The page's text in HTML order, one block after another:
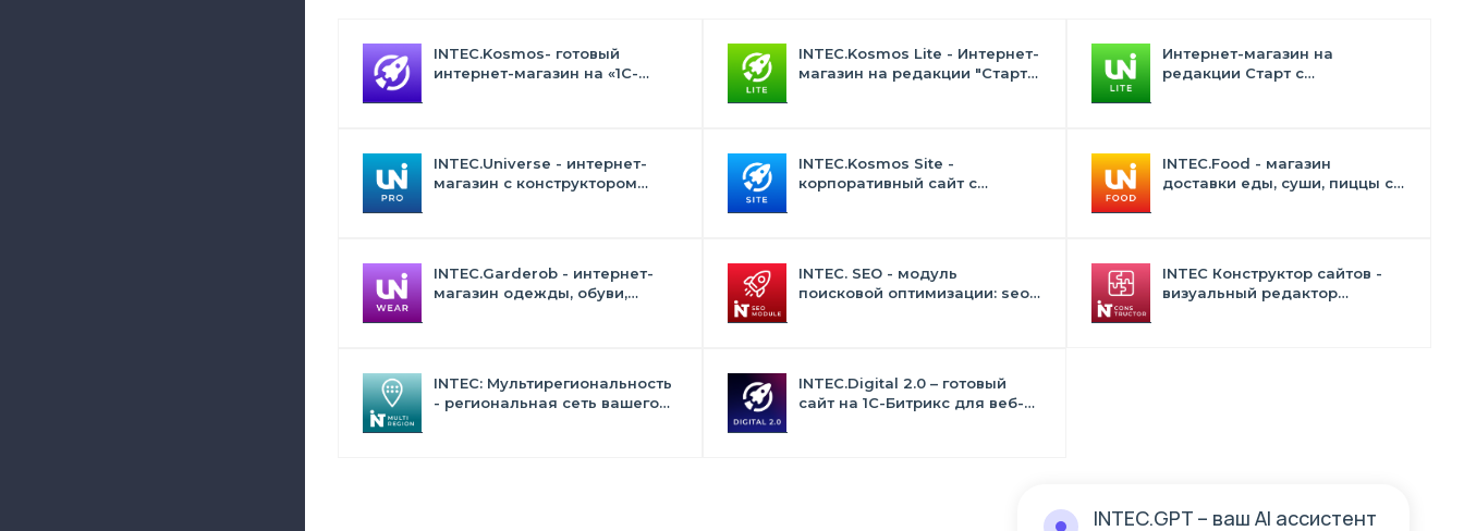
INTEC.Kosmos- готовый
интернет-магазин на «1С-
INTEC.Kosmos Lite - Интернет-
магазин на редакции "Старт"
Интернет-магазин на
редакции Старт с
INTEC.Universe - интернет-
магазин с конструктором
INTEC.Kosmos Site -
корпоративный сайт с
INTEC.Food - магазин
доставки еды, суши, пиццы с
INTEC.Garderob - интернет-
магазин одежды, обуви,
INTEC. SEO - модуль
поисковой оптимизации: seo -
INTEC Конструктор сайтов -
визуальный редактор
INTEC: Мультирегиональность
- региональная сеть вашего
INTEC.Digital 2.0 – готовый
сайт на 1C-Битрикс для веб-
INTEC.GPT – ваш AI ассистент